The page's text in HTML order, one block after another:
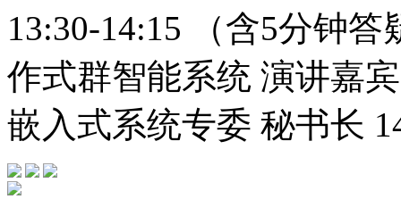
13:30-14:15 （含5分钟
作式群智能系统 演讲嘉
嵌入式系统专委 秘书长